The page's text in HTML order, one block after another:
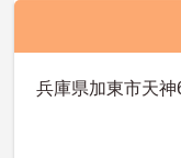
兵庫県加東市天神